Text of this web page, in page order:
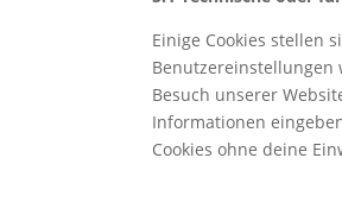
Einige Cookies stellen
Benutzereinstellungen
Besuch unserer
Informationen
Cookies ohne deine